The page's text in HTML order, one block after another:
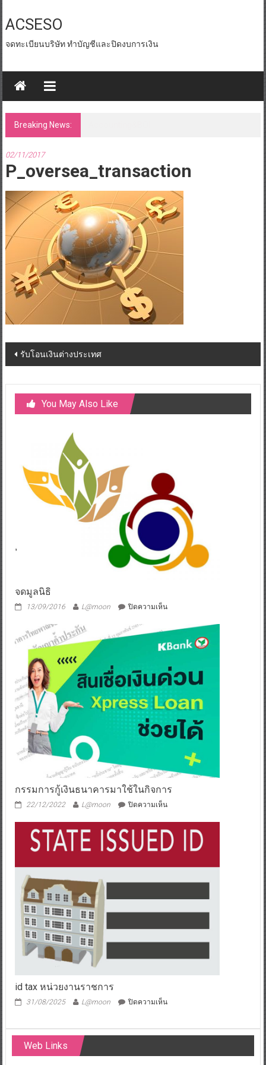
content
ACSESO
จดทะเบียนบริษัท ทำบัญชีและปิดงบการเงิน
Breaking News:
02/11/2017
P_oversea_transaction
Post
navigation
รับโอนเงินต่างประเทศ
You May Also Like
จดมูลนิธิ
13/09/2016 L@moon ปิดความเห็นบน
มูลนิธิ
กรรมการกู้เงินธนาคารมาใช้ในกิจการ
22/12/2022 L@moon ปิดความเห็นบน
เงิน
ธนาคาร
ใช้
id tax หน่วยงานราชการ
31/08/2025 L@moon ปิดความเห็นบน
หน่วย
ราชการ
Web Links